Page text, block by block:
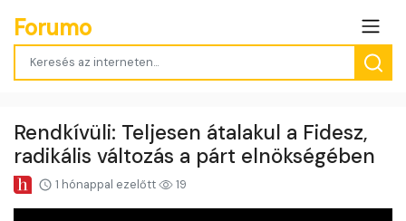
Forumo
Rendkívüli: Teljesen átalakul a Fidesz,
radikális változás a párt elnökségében
1 hónappal ezelőtt 19